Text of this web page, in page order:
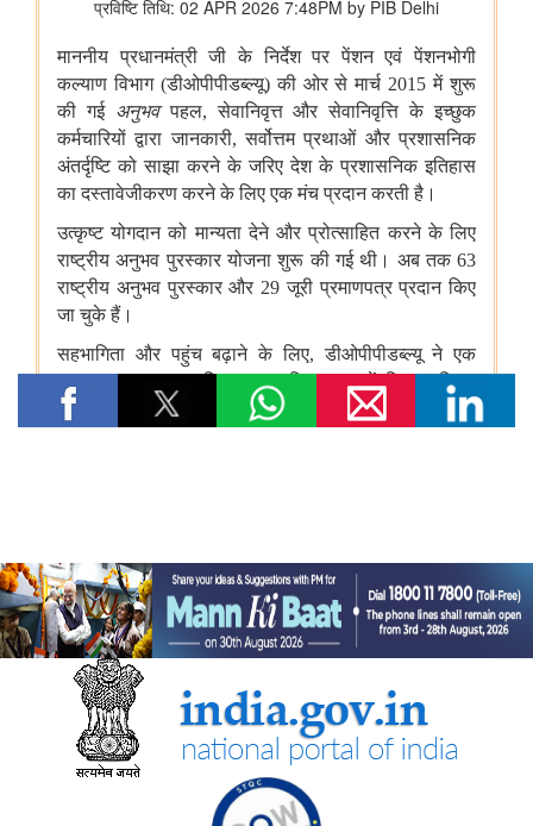
जनजातीय क्षेत्रों में आयुष स्वास्थ्य सेवाएं
सोवा-रिग्पा को वैश्विक स्तर पर मान्यता प्राप्त साक्ष्य-आधारित स्वास्थ्य सेवा
प्रणाली के रूप में उभरना चाहिए: केंद्रीय मंत्री श्री प्रतापराव जाधव
कृषि एवं किसान कल्‍याण मंत्रालय
विषय: मानव-जनित भूमि क्षरण के कारण कृषि उपज में हानि
विषय- एग्रीस्टैक और डिजिटल कृषि मिशन का कार्यान्वयन
विषय- किसान उत्पादक संगठनों (एफपीओ) का गठन
विषय: राष्ट्रीय खाद्य तेल मिशन तिलहन (एनएमईओ-तिलहन) का क्रियान्वयन
विषय: तिलहन एवं दलहन के उत्पादन को बढ़ाने के लिए उठाए गए कदम
विषय: राष्ट्रीय मधुमक्खी पालन और शहद मिशन (एनबीएचएम) का
क्रियान्वयन
नई दिल्ली में आधुनिकीकरण और औद्योगिक सहयोग पर भारत-रूस कार्य समूह
के 12वें सत्र का आयोजन
जेम ने सार्वजनिक खरीद में बदलाव लाने का एक दशक पूरा किया, कुल जीएमवी
20 लाख करोड़ रुपये से ज्यादा हुआ
सहकारिता मंत्रालय
केन्द्रीय गृह एवं सहकारिता मंत्री श्री अमित शाह कल मुंबई में NUCFDC के
नवीन कार्यालय का उद्घाटन करेंगे